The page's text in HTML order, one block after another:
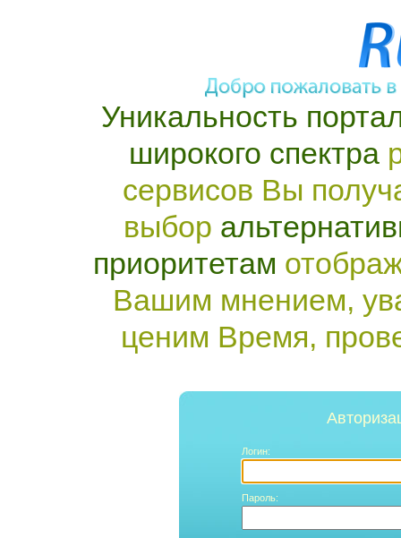
Уникальность
широкого спектра
сервисов Вы
выбор
приоритетам
Вашим мнением,
ценим Время,
Логин:
Пароль: